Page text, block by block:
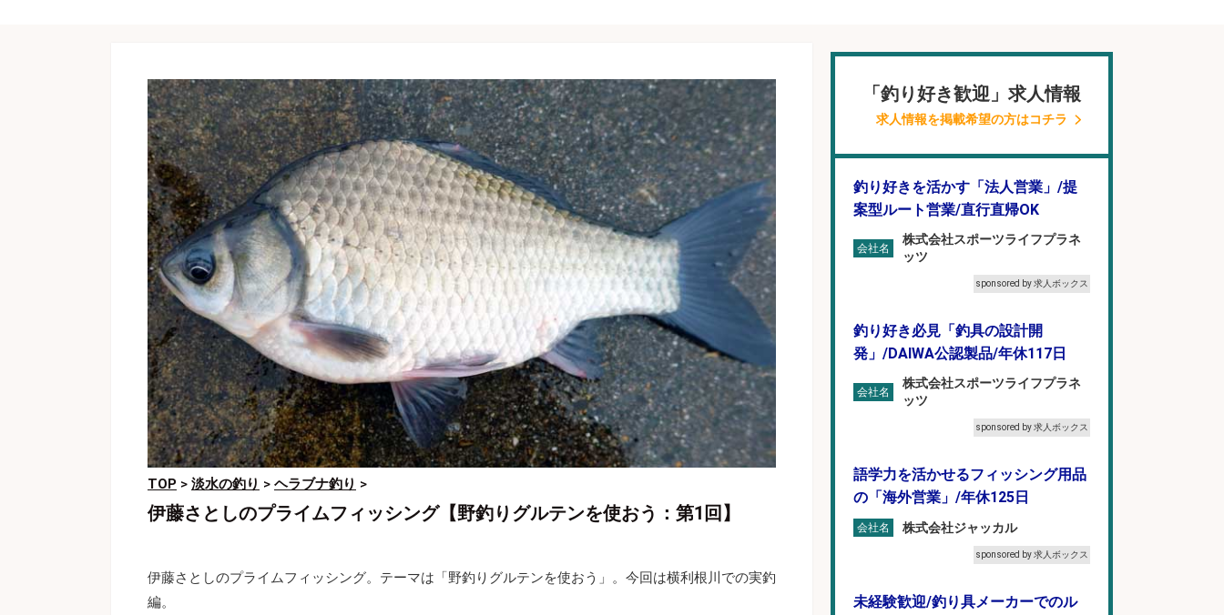
TOP > 淡水の釣り > ヘラブナ釣り >
伊藤さとしのプライムフィッシング【野釣りグルテンを使おう：第1回】
伊藤さとしのプライムフィッシング。テーマは「野釣りグルテンを使おう」。今回は横利根川での実釣
編。
「釣り好き歓迎」求人情報
求人情報を掲載希望の方はコチラ
釣り好きを活かす「法人営業」/提
案型ルート営業/直行直帰OK
会社名
株式会社スポーツライフプラネ
ッツ
sponsored by 求人ボックス
釣り好き必見「釣具の設計開
発」/DAIWA公認製品/年休117日
会社名
株式会社スポーツライフプラネ
ッツ
sponsored by 求人ボックス
語学力を活かせるフィッシング用品
の「海外営業」/年休125日
会社名 株式会社ジャッカル
sponsored by 求人ボックス
未経験歓迎/釣り具メーカーでのル